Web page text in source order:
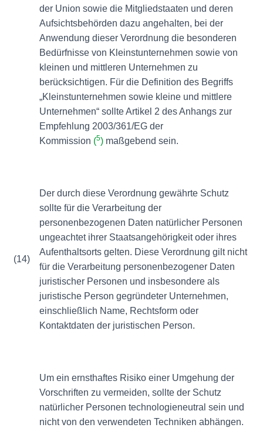
der Union sowie die Mitgliedstaaten und deren
Aufsichtsbehörden dazu angehalten, bei der
Anwendung dieser Verordnung die besonderen
Bedürfnisse von Kleinstunternehmen sowie von
kleinen und mittleren Unternehmen zu
berücksichtigen. Für die Definition des Begriffs
„Kleinstunternehmen sowie kleine und mittlere
Unternehmen“ sollte Artikel 2 des Anhangs zur
Empfehlung 2003/361/EG der
Kommission (5) maßgebend sein.
(14)
Der durch diese Verordnung gewährte Schutz
sollte für die Verarbeitung der
personenbezogenen Daten natürlicher Personen
ungeachtet ihrer Staatsangehörigkeit oder ihres
Aufenthaltsorts gelten. Diese Verordnung gilt nicht
für die Verarbeitung personenbezogener Daten
juristischer Personen und insbesondere als
juristische Person gegründeter Unternehmen,
einschließlich Name, Rechtsform oder
Kontaktdaten der juristischen Person.
Um ein ernsthaftes Risiko einer Umgehung der
Vorschriften zu vermeiden, sollte der Schutz
natürlicher Personen technologieneutral sein und
nicht von den verwendeten Techniken abhängen.